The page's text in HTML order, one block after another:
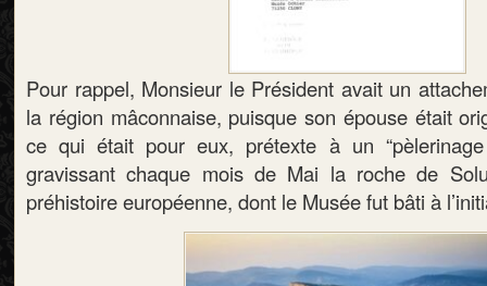
Pour rappel, Monsieur le Président avait un
la région mâconnaise, puisque son épouse était
ce qui était pour eux, prétexte à un
gravissant chaque mois de Mai la roche de
préhistoire européenne, dont le Musée fut bâti à